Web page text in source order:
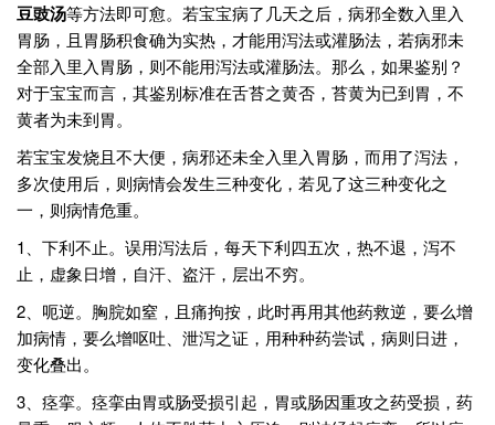
豆豉汤等方法即可愈。若宝宝病了几天之后，病邪全数入里入
胃肠，且胃肠积食确为实热，才能用泻法或灌肠法，若病邪未
全部入里入胃肠，则不能用泻法或灌肠法。那么，如果鉴别？
对于宝宝而言，其鉴别标准在舌苔之黄否，苔黄为已到胃，不
黄者为未到胃。
若宝宝发烧且不大便，病邪还未全入里入胃肠，而用了泻法，
多次使用后，则病情会发生三种变化，若见了这三种变化之
一，则病情危重。
1、下利不止。误用泻法后，每天下利四五次，热不退，泻不
止，虚象日增，自汗、盗汗，层出不穷。
2、呃逆。胸脘如窒，且痛拘按，此时再用其他药救逆，要么增
加病情，要么增呕吐、泄泻之证，用种种药尝试，病则日进，
变化叠出。
3、痉挛。痉挛由胃或肠受损引起，胃或肠因重攻之药受损，药